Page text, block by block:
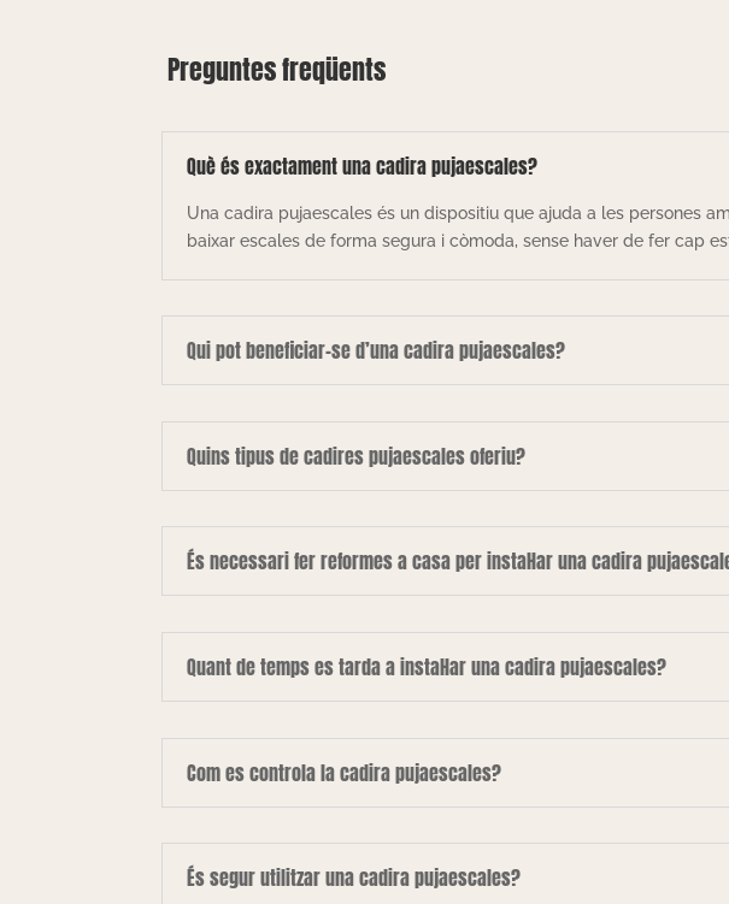
Preguntes freqüents
Què és exactament una cadira pujaescales?
Una cadira pujaescales és un dispositiu que ajuda a les persones
baixar escales de forma segura i còmoda, sense haver de fer cap
Qui pot beneficiar-se d’una cadira pujaescales?
Quins tipus de cadires pujaescales oferiu?
És necessari fer reformes a casa per instal·lar una cadira
Quant de temps es tarda a instal·lar una cadira pujaescales?
Com es controla la cadira pujaescales?
És segur utilitzar una cadira pujaescales?